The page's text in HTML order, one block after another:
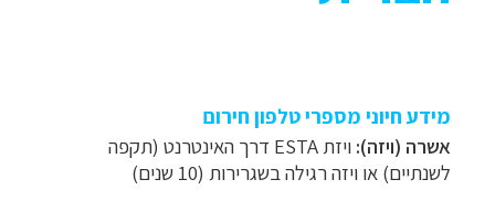
מידע חיוני מספרי טלפון חירום
אשרה (ויזה):
ויזת ESTA דרך האינטרנט (תקפה
לשנתיים) או ויזה רגילה בשגרירות (10 שנים)